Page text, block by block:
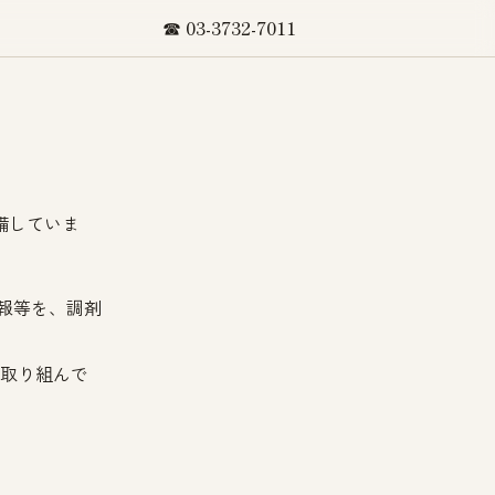
☎ 03-3732-7011
していま
等を、調剤
り組んで